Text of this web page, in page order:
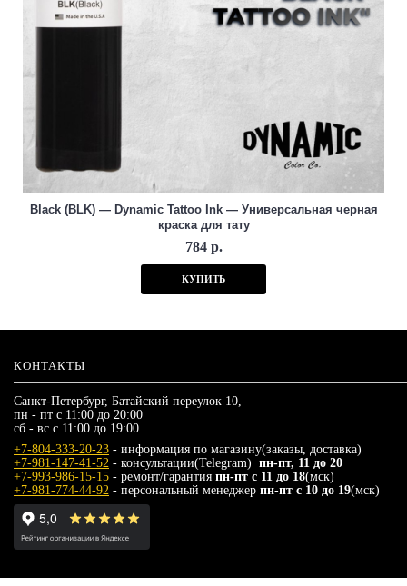
Black (BLK) — Dynamic Tattoo Ink — Универсальная черная
краска для тату
784 р.
КУПИТЬ
КОНТАКТЫ
Санкт-Петербург, Батайский переулок 10,
пн - пт с 11:00 до 20:00
сб - вс с 11:00 до 19:00
+7-804-333-20-23 - информация по магазину(заказы, доставка)
+7-981-147-41-52 - консультации(Telegram) пн-пт, 11 до 20
+7-993-986-15-15 - ремонт/гарантия пн-пт с 11 до 18(мск)
+7-981-774-44-92 - персональный менеджер пн-пт с 10 до 19(мск)